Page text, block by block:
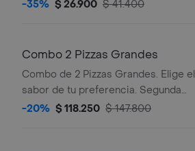
-35% $ 26.900 $ 41.400
Combo 2 Pizzas Grandes
Combo de 2 Pizzas Grandes. Elige el
sabor de tu preferencia. Segunda
pizza con 50% de descuento.
-20% $ 118.250 $ 147.800